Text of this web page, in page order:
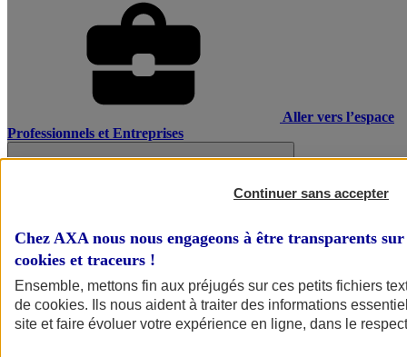
Aller vers l’espace
Professionnels et Entreprises
Continuer sans accepter
Chez AXA nous nous engageons à être transparents
cookies et traceurs !
Ensemble, mettons fin aux préjugés sur ces petits fichiers
de cookies. Ils nous aident à traiter des informations
site et faire évoluer votre expérience en ligne, dans le